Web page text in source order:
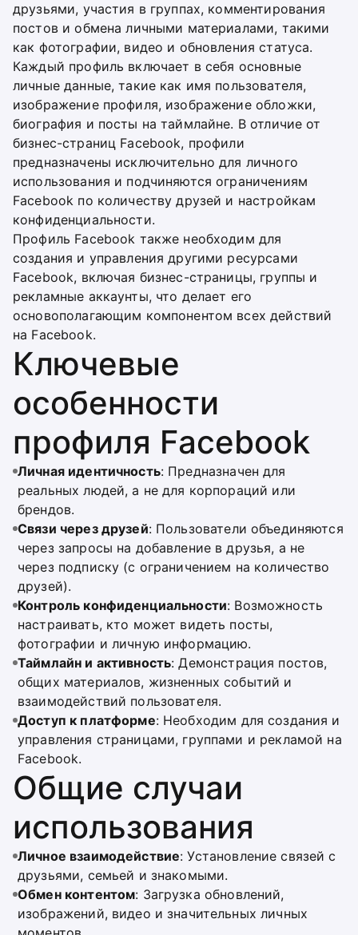
друзьями, участия в группах, комментирования
постов и обмена личными материалами, такими
как фотографии, видео и обновления статуса.
Каждый профиль включает в себя основные
личные данные, такие как имя пользователя,
изображение профиля, изображение обложки,
биография и посты на таймлайне. В отличие от
бизнес-страниц Facebook, профили
предназначены исключительно для личного
использования и подчиняются ограничениям
Facebook по количеству друзей и настройкам
конфиденциальности.
Профиль Facebook также необходим для
создания и управления другими ресурсами
Facebook, включая бизнес-страницы, группы и
рекламные аккаунты, что делает его
основополагающим компонентом всех действий
на Facebook.
Ключевые
особенности
профиля Facebook
Личная идентичность: Предназначен для
реальных людей, а не для корпораций или
брендов.
Связи через друзей: Пользователи объединяются
через запросы на добавление в друзья, а не
через подписку (с ограничением на количество
друзей).
Контроль конфиденциальности: Возможность
настраивать, кто может видеть посты,
фотографии и личную информацию.
Таймлайн и активность: Демонстрация постов,
общих материалов, жизненных событий и
взаимодействий пользователя.
Доступ к платформе: Необходим для создания и
управления страницами, группами и рекламой на
Facebook.
Общие случаи
использования
Личное взаимодействие: Установление связей с
друзьями, семьей и знакомыми.
Обмен контентом: Загрузка обновлений,
изображений, видео и значительных личных